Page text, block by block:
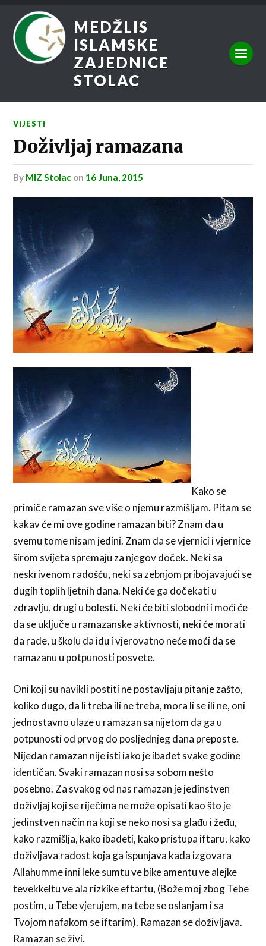
MEDŽLIS
ISLAMSKE
ZAJEDNICE
STOLAC
VIJESTI
Doživljaj ramazana
by MIZ Stolac on 16 Juna, 2015
Kako se
primiče ramazan sve više o njemu razmišljam. Pitam se
kakav će mi ove godine ramazan biti? Znam da u
svemu tome nisam jedini. Znam da se vjernici i vjernice
širom svijeta spremaju za njegov doček. Neki sa
neskrivenom radošću, neki sa zebnjom pribojavajući se
dugih toplih ljetnih dana. Neki će ga dočekati u
zdravlju, drugi u bolesti. Neki će biti slobodni i moći će
da se uključe u ramazanske aktivnosti, neki će morati
da rade, u školu da idu i vjerovatno neće moći da se
ramazanu u potpunosti posvete.
Oni koji su navikli postiti ne postavljaju pitanje zašto,
koliko dugo, da li treba ili ne treba, mora li se ili ne, oni
jednostavno ulaze u ramazan sa nijetom da ga u
potpunosti od prvog do posljednjeg dana preposte.
Nijedan ramazan nije isti iako je ibadet svake godine
identičan. Svaki ramazan nosi sa sobom nešto
posebno. Za svakog od nas ramazan je jedinstven
doživljaj koji se riječima ne može opisati kao što je
jedinstven način na koji se neko nosi sa glađu i žeđu,
kako razmišlja, kako ibadeti, kako pristupa iftaru, kako
doživljava radost koja ga ispunjava kada izgovara
Allahumme inni leke sumtu ve bike amentu ve alejke
tevekkeltu ve ala rizkike eftartu, (Bože moj zbog Tebe
postim, u Tebe vjerujem, na tebe se oslanjam i sa
Tvojom nafakom se iftarim). Ramazan se doživljava.
Ramazan se živi.